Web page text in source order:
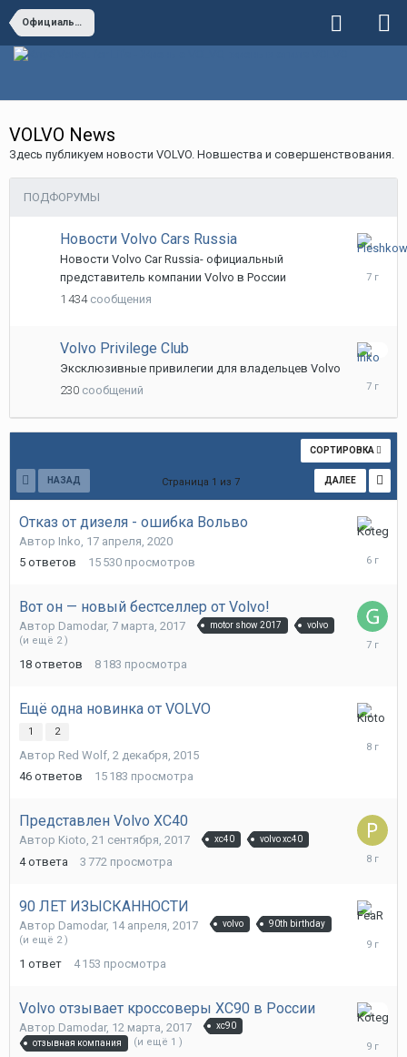
Официальный раздел
VOLVO News
Здесь публикуем новости VOLVO. Новшества и совершенствования.
ПОДФОРУМЫ
Новости Volvo Cars Russia
Новости Volvo Car Russia- официальный
представитель компании Volvo в России
1 434 сообщения
16
июня,
Volvo Privilege Club
Эксклюзивные привилегии для владельцев Volvo
230 сообщений
25
мая,
СОРТИРОВКА
НАЗАД ДАЛЕЕ
Страница 1 из 7
Отказ от дизеля - ошибка Вольво
Автор Inko, 17 апреля, 2020
5 ответов 15 530 просмотров
28
июня,
Вот он — новый бестселлер от Volvo!
Автор Damodar, 7 марта, 2017 motor show 2017 volvo
(и ещё 2 )
18 ответов 8 183 просмотра
29
Ещё одна новинка от VOLVO
1 2
Автор Red Wolf, 2 декабря, 2015
46 ответов 15 183 просмотра
22
Представлен Volvo XC40
Автор Kioto, 21 сентября, 2017 xc40 volvo xc40
4 ответа 3 772 просмотра
24
90 ЛЕТ ИЗЫСКАННОСТИ
Автор Damodar, 14 апреля, 2017 volvo 90th birthday
(и ещё 2 )
1 ответ 4 153 просмотра
2
мая,
Volvo отзывает кроссоверы XC90 в России
Автор Damodar, 12 марта, 2017
xc90
отзывная компания
(и ещё 1 )
4
апреля,